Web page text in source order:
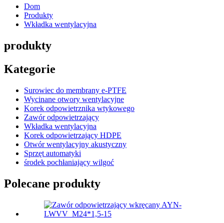
Dom
Produkty
Wkładka wentylacyjna
produkty
Kategorie
Surowiec do membrany e-PTFE
Wycinane otwory wentylacyjne
Korek odpowietrznika wtykowego
Zawór odpowietrzający
Wkładka wentylacyjna
Korek odpowietrzający HDPE
Otwór wentylacyjny akustyczny
Sprzęt automatyki
środek pochłaniający wilgoć
Polecane produkty